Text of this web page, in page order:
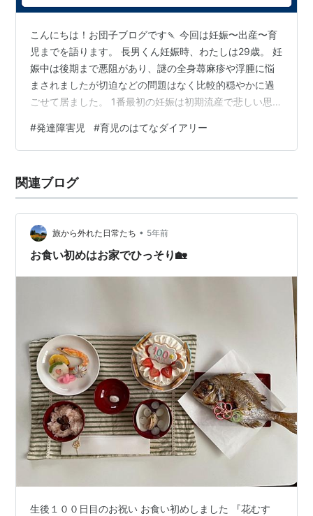
*リスト::はてなダイアリークラブ
こんにちは！お団子ブログです🍡 今回は妊娠〜出産〜育
児までを語ります。 長男くん妊娠時、わたしは29歳。 妊
娠中は後期まで悪阻があり、謎の全身蕁麻疹や浮腫に悩
まされましたが切迫などの問題はなく比較的穏やかに過
ごせて居ました。 1番最初の妊娠は初期流産で悲しい思い
ゃんに会いたいな〜✨どんなお顔かな〜✨と妄想し頭の中
はハッピー😚🌼でした笑 そして出産間近となったある
し病院に向かいました💦出産までは12時間かかり、陣痛
の痛みで何度も気絶しました。 そして出産時にまさかの
#発達障害児 #育児のはてなダイアリー
関連ブログ
旅から外れた日常たち • 5年前
お食い初めはお家でひっそり🏡
生後１００日目のお祝い お食い初めしました 『花むす